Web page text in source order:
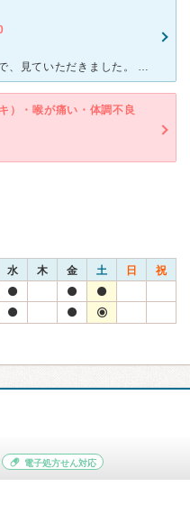
子供の便がゆるめで下痢が続いたので、見ていただきました。 初めて利用しました。周りの評判がよく、土日も午前中診察していただけて とても助かります。日曜日は休診の病院が多い中、特に小児科が受診 で
）・喉が痛い・体調不良
水 木 金 土 日 祝
電子処方せん対応